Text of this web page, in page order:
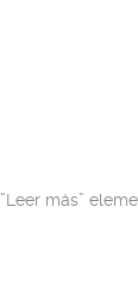
más”